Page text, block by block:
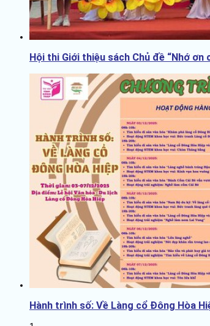
Hội thi Giới thiệu sách Chủ đề “Nhớ ơn
Hành trình số: Về Làng cổ Đông Hòa